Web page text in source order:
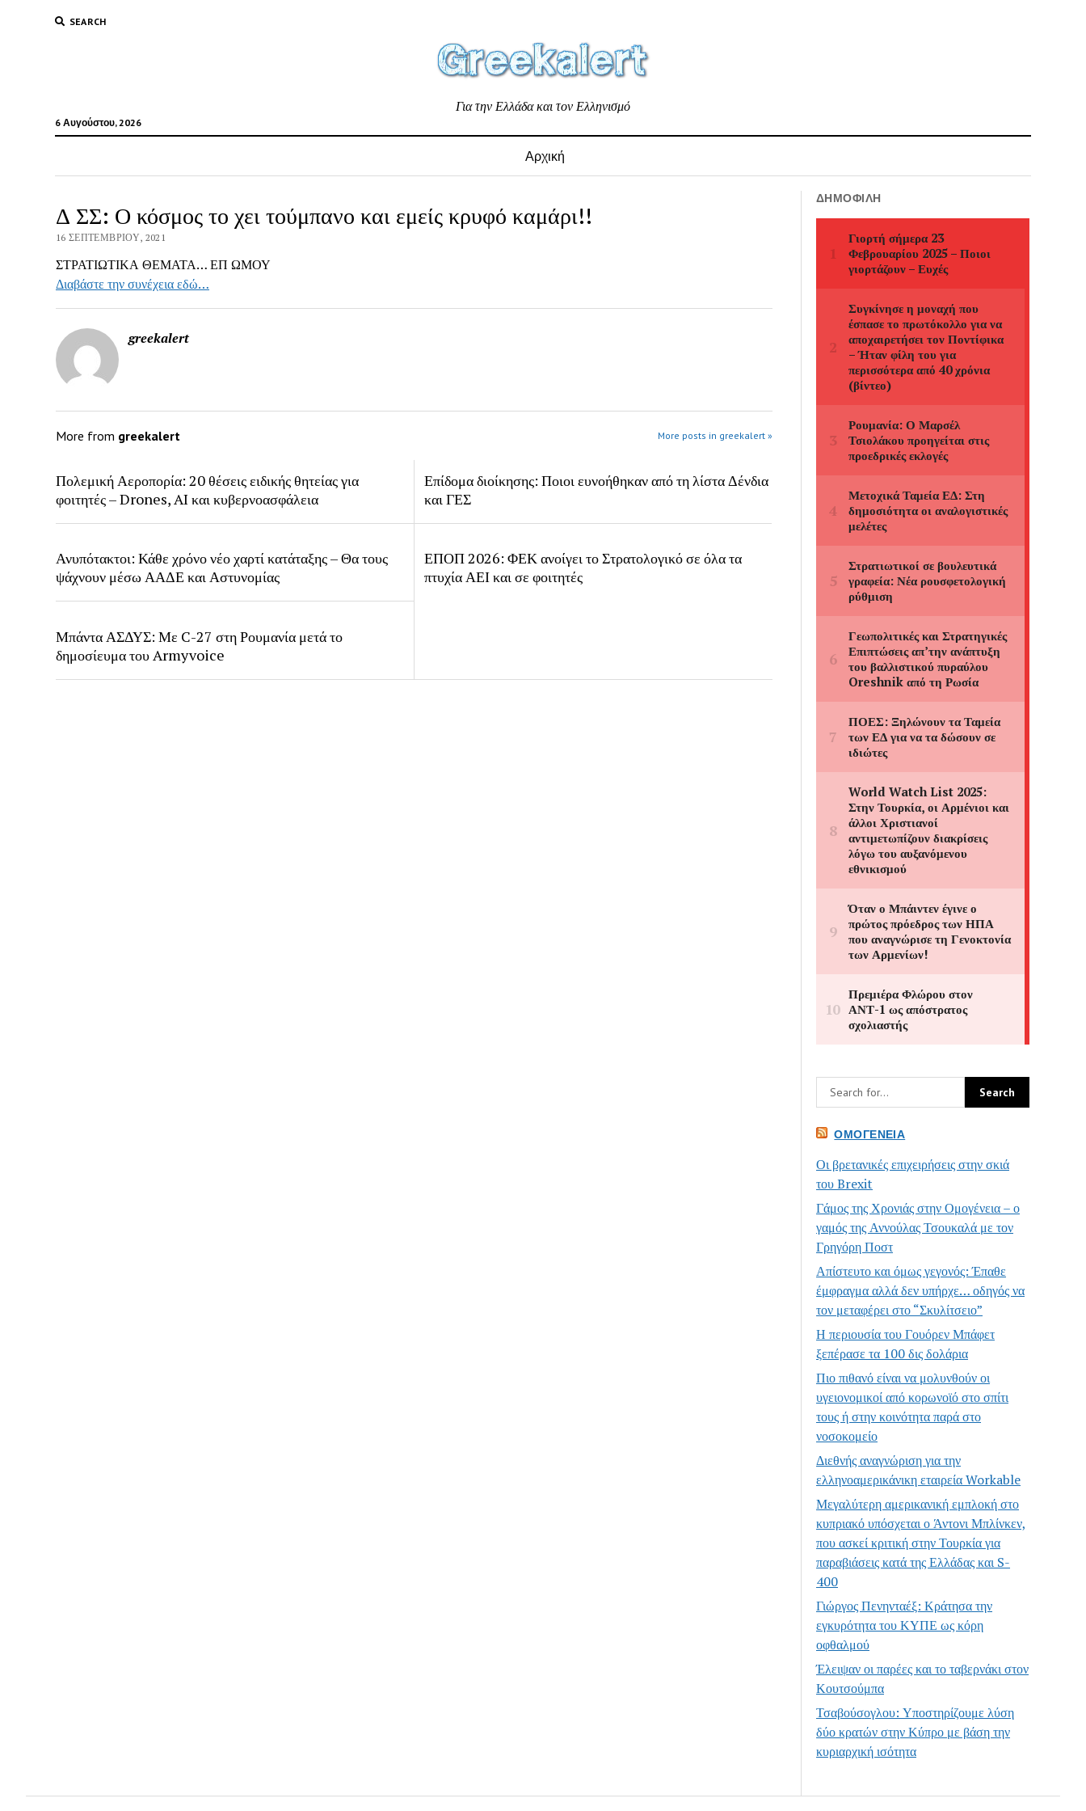
SEARCH
6 Αυγούστου, 2026
Για την Ελλάδα και τον Ελληνισμό
Αρχική
Δ ΣΣ: Ο κόσμος το χει τούμπανο και εμείς κρυφό καμάρι!!
16 ΣΕΠΤΕΜΒΡΊΟΥ, 2021
ΣΤΡΑΤΙΩΤΙΚΑ ΘΕΜΑΤΑ… ΕΠ ΩΜΟΥ
Διαβάστε την συνέχεια εδώ…
greekalert
More from greekalert More posts in greekalert »
Πολεμική Αεροπορία: 20 θέσεις ειδικής θητείας για
φοιτητές – Drones, AI και κυβερνοασφάλεια
Επίδομα διοίκησης: Ποιοι ευνοήθηκαν από τη λίστα Δένδια
και ΓΕΣ
Ανυπότακτοι: Κάθε χρόνο νέο χαρτί κατάταξης – Θα τους
ψάχνουν μέσω ΑΑΔΕ και Αστυνομίας
ΕΠΟΠ 2026: ΦΕΚ ανοίγει το Στρατολογικό σε όλα τα
πτυχία ΑΕΙ και σε φοιτητές
Μπάντα ΑΣΔΥΣ: Με C-27 στη Ρουμανία μετά το
δημοσίευμα του Armyvoice
ΔΗΜΟΦΙΛΉ
ΟΜΟΓΈΝΕΙΑ
Οι βρετανικές επιχειρήσεις στην σκιά
του Brexit
Γάμος της Χρονιάς στην Ομογένεια – ο
γαμός της Αννούλας Τσουκαλά με τον
Γρηγόρη Ποστ
Απίστευτο και όμως γεγονός: Έπαθε
έμφραγμα αλλά δεν υπήρχε… οδηγός να
τον μεταφέρει στο “Σκυλίτσειο”
Η περιουσία του Γουόρεν Μπάφετ
ξεπέρασε τα 100 δις δολάρια
Πιο πιθανό είναι να μολυνθούν οι
υγειονομικοί από κορωνοϊό στο σπίτι
τους ή στην κοινότητα παρά στο
νοσοκομείο
Διεθνής αναγνώριση για την
ελληνοαμερικάνικη εταιρεία Workable
Μεγαλύτερη αμερικανική εμπλοκή στο
κυπριακό υπόσχεται ο Άντονι Μπλίνκεν,
που ασκεί κριτική στην Τουρκία για
παραβιάσεις κατά της Ελλάδας και S-
400
Γιώργος Πενηνταέξ: Κράτησα την
εγκυρότητα του ΚΥΠΕ ως κόρη
οφθαλμού
Έλειψαν οι παρέες και το ταβερνάκι στον
Κουτσούμπα
Τσαβούσογλου: Υποστηρίζουμε λύση
δύο κρατών στην Κύπρο με βάση την
κυριαρχική ισότητα